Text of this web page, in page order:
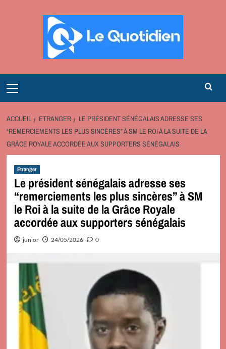
Menu
ACCUEIL ETRANGER
LE PRÉSIDENT SÉNÉGALAIS ADRESSE SES
“REMERCIEMENTS LES PLUS SINCÈRES” À SM LE ROI À LA SUITE DE LA
GRÂCE ROYALE ACCORDÉE AUX SUPPORTERS SÉNÉGALAIS
Etranger
Le président sénégalais adresse ses
“remerciements les plus sincères” à SM
le Roi à la suite de la Grâce Royale
accordée aux supporters sénégalais
junior 24/05/2026 0